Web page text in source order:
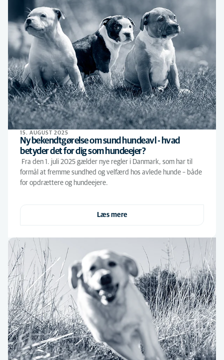
15. AUGUST 2025
Ny bekendtgørelse om sund hundeavl - hvad
betyder det for dig som hundeejer?
Fra den 1. juli 2025 gælder nye regler i Danmark, som har til
formål at fremme sundhed og velfærd hos avlede hunde – både
for opdrættere og hundeejere.
Læs mere